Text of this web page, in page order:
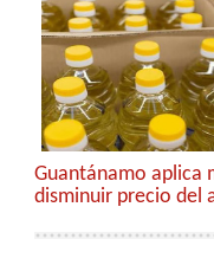
Guantánamo aplica
disminuir precio del